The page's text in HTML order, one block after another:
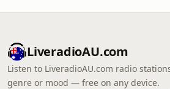
LiveradioAU.com
Listen to LiveradioAU.com radio
genre or mood — free on any device.